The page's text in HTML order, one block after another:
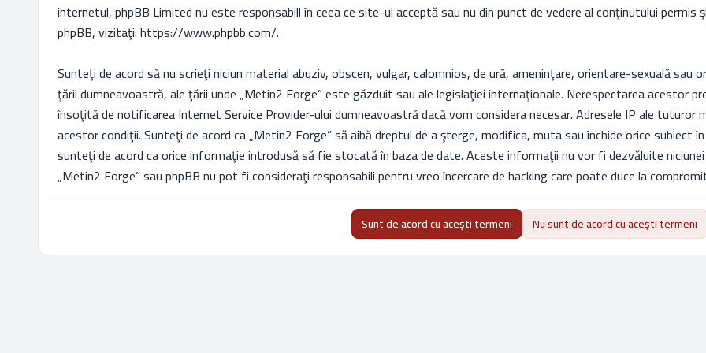
internetul, phpBB Limited nu este responsabill în ceea ce site-ul acceptă sau nu din punct de vedere al conţinutului
phpBB, vizitaţi:https://www.phpbb.com/.
Sunteţi de acord să nu scrieţi niciun material abuziv, obscen, vulgar, calomnios, de ură, ameninţare, orientare-sexuală sau
ţării dumneavoastră, ale ţării unde „Metin2 Forge” este găzduit sau ale legislaţiei internaţionale. Nerespectarea acestor
însoţită de notificarea Internet Service Provider-ului dumneavoastră dacă vom considera necesar. Adresele IP ale
acestor condiţii. Sunteţi de acord ca „Metin2 Forge” să aibă dreptul de a şterge, modifica, muta sau închide orice subiect
sunteţi de acord ca orice informaţie introdusă să fie stocată în baza de date. Aceste informaţii nu vor fi dezvăluite
„Metin2 Forge” sau phpBB nu pot fi consideraţi responsabili pentru vreo încercare de hacking care poate duce la
Sunt de acord cu aceşti termeni Nu sunt de acord cu aceşti termeni